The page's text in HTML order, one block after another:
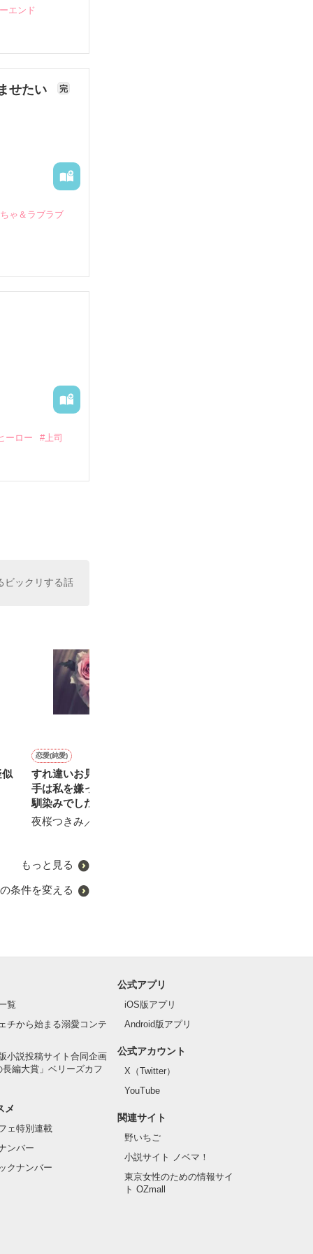
エンド
せたい 完
ゃ＆ラブラブ
閥御曹司に
影恭司その
れた上、二
ーロー #上司
居まで提案
ビックリする話
似
恋愛(純愛)
すれ違いお見合い結婚～相
手は私を嫌ってるはずの幼
馴染みでした~
夜桜つきみ／著
もっと見る
条件を変える
覧
チから始まる溺愛コンテ
小説投稿サイト合同企画
長編大賞」ベリーズカフ
メ
ェ特別連載
ンバー
クナンバー
公式アプリ
iOS版アプリ
Android版アプリ
公式アカウント
X（Twitter）
YouTube
関連サイト
野いちご
小説サイト ノベマ！
東京女性のための情報サイ
ト OZmall